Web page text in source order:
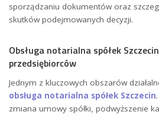
sporządzaniu dokumentów oraz
skutków podejmowanych decyzji.
Obsługa notarialna spółek
przedsiębiorców
Jednym z kluczowych obszarów
obsługa notarialna spółek Szczecin
zmiana umowy spółki, podwyższenie